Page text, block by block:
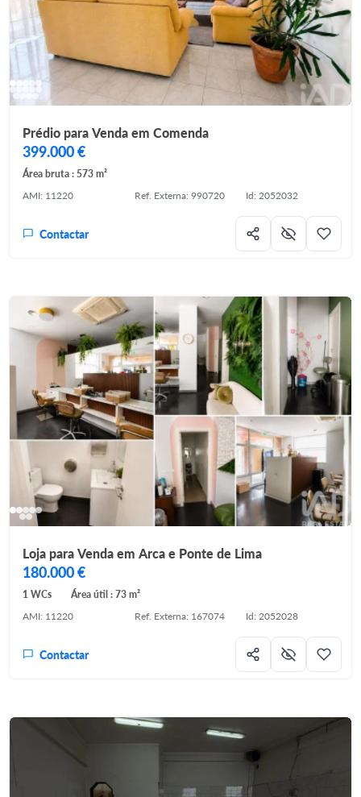
Prédio para Venda em Comenda
399.000 €
Área bruta : 573 m²
AMI: 11220
Ref. Externa: 990720 Id: 2052032
Contactar
Loja para Venda em Arca e Ponte de Lima
180.000 €
1 WCs
Área útil : 73 m²
AMI: 11220
Ref. Externa: 167074 Id: 2052028
Contactar